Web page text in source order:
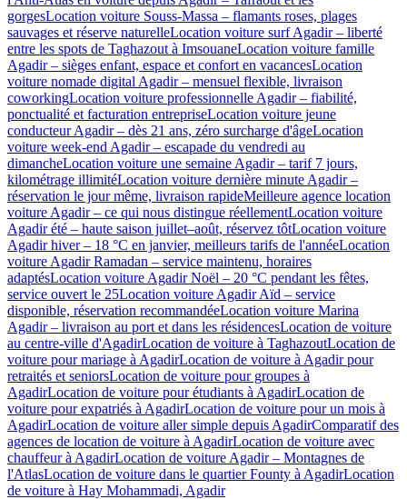
gorgesLocation voiture Souss-Massa – flamants roses, plages
sauvages et réserve naturelleLocation voiture surf Agadir – liberté
entre les spots de Taghazout à ImsouaneLocation voiture famille
Agadir – sièges enfant, espace et confort en vacancesLocation
voiture nomade digital Agadir – mensuel flexible, livraison
coworkingLocation voiture professionnelle Agadir – fiabilité,
ponctualité et facturation entrepriseLocation voiture jeune
conducteur Agadir – dès 21 ans, zéro surcharge d'âgeLocation
voiture week-end Agadir – escapade du vendredi au
dimancheLocation voiture une semaine Agadir – tarif 7 jours,
kilométrage illimitéLocation voiture dernière minute Agadir –
réservation le jour même, livraison rapideMeilleure agence location
voiture Agadir – ce qui nous distingue réellementLocation voiture
Agadir été – haute saison juillet–août, réservez tôtLocation voiture
Agadir hiver – 18 °C en janvier, meilleurs tarifs de l'annéeLocation
voiture Agadir Ramadan – service maintenu, horaires
adaptésLocation voiture Agadir Noël – 20 °C pendant les fêtes,
service ouvert le 25Location voiture Agadir Aïd – service
disponible, réservation recommandéeLocation voiture Marina
Agadir – livraison au port et dans les résidencesLocation de voiture
au centre-ville d'AgadirLocation de voiture à TaghazoutLocation de
voiture pour mariage à AgadirLocation de voiture à Agadir pour
retraités et seniorsLocation de voiture pour groupes à
AgadirLocation de voiture pour étudiants à AgadirLocation de
voiture pour expatriés à AgadirLocation de voiture pour un mois à
AgadirLocation de voiture aller simple depuis AgadirComparatif des
agences de location de voiture à AgadirLocation de voiture avec
chauffeur à AgadirLocation de voiture Agadir – Montagnes de
l'AtlasLocation de voiture dans le quartier Founty à AgadirLocation
de voiture à Hay Mohammadi, Agadir